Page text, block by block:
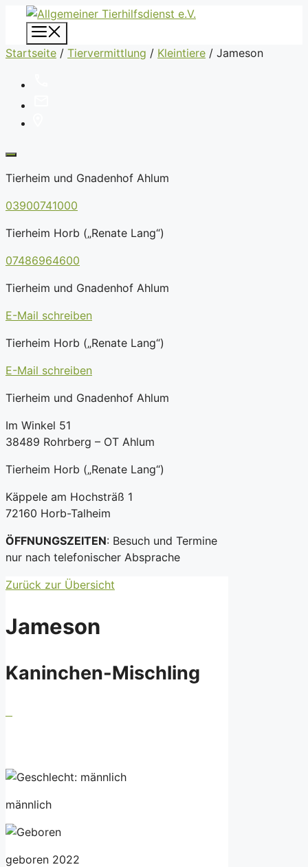
Zum
Inhalt
springen
Startseite / Tiervermittlung / Kleintiere / Jameson
Tierheim und Gnadenhof Ahlum
03900741000
Tierheim Horb („Renate Lang“)
07486964600
Tierheim und Gnadenhof Ahlum
E-Mail schreiben
Tierheim Horb („Renate Lang“)
E-Mail schreiben
Tierheim und Gnadenhof Ahlum
Im Winkel 51
38489 Rohrberg – OT Ahlum
Tierheim Horb („Renate Lang“)
Käppele am Hochsträß 1
72160 Horb-Talheim
ÖFFNUNGSZEITEN: Besuch und Termine
nur nach telefonischer Absprache
Zurück zur Übersicht
Jameson
Kaninchen-Mischling
männlich
geboren 2022